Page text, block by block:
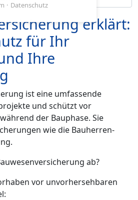
Datenschutz
erklärt:
für Ihr
Ihre
ist eine umfassende
und schützt vor
der Bauphase. Sie
wie die Bauherren-
ab?
vor unvorhersehbaren